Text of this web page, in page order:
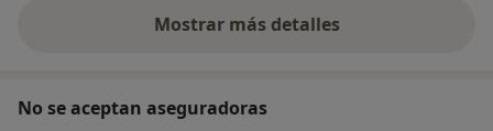
Mostrar más detalles
sobre la dirección
No se aceptan aseguradoras